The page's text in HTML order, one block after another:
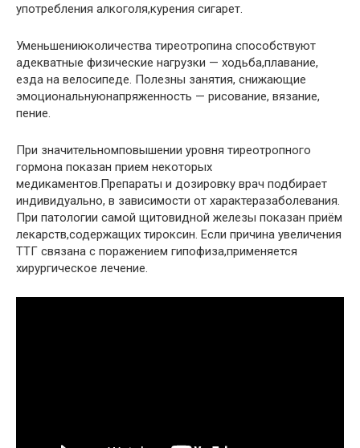
употребления алкоголя,курения сигарет.
Уменьшениюколичества тиреотропина способствуют
адекватные физические нагрузки — ходьба,плавание,
езда на велосипеде. Полезны занятия, снижающие
эмоциональнуюнапряженность — рисование, вязание,
пение.
При значительномповышении уровня тиреотропного
гормона показан прием некоторых
медикаментов.Препараты и дозировку врач подбирает
индивидуально, в зависимости от характеразаболевания.
При патологии самой щитовидной железы показан приём
лекарств,содержащих тироксин. Если причина увеличения
ТТГ связана с поражением гипофиза,применяется
хирургическое лечение.